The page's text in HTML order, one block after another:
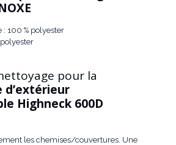
: 100 % polyester
pour la
d’extérieur
Highneck 600D
les chemises/couvertures. Une